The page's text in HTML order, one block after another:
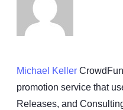
Michael Keller
promotion service that
Releases, and